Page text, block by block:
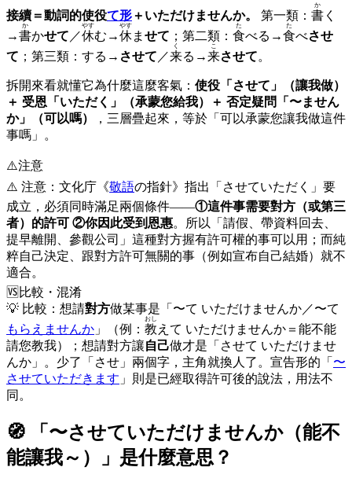
接續＝動詞的使役て形＋いただけませんか。 第一類： 書
か
く
→書
か
かせて ／休
やす
む→休
やす
ま せて ；第二類： 食
た
べる→食
た
べさせ
て ；第三類：する→ させて ／来
く
る→来
こ
させて。
拆開來看就懂它為什麼這麼客氣： 使役「させて」（讓我做）
＋ 受恩「いただく」（承蒙您給我）＋ 否定疑問「〜ません
か」（可以嗎）
，三層疊起來，等於「可以承蒙您讓我做這件
事嗎」。
⚠️注意
⚠️ 注意：文化庁《敬語の指針》指出「させていただく」要
成立，必須同時滿足兩個條件——①這件事需要對方（或第三
者）的許可 ②你因此受到恩惠。所以「請假、帶資料回去、
提早離開、參觀公司」這種對方握有許可權的事可以用；而純
粹自己決定、跟對方許可無關的事（例如宣布自己結婚）就不
適合。
🆚 比較・混淆
💡 比較：想請對方做某事是「〜て いただけませんか／〜て
もらえませんか 」（例： 教
おし
えて いただけませんか＝能不能
請您教我）；想請對方讓自己做才是「させて いただけませ
んか」。少了「させ」兩個字，主角就換人了。宣告形的「 〜
させていただきます 」則是已經取得許可後的說法，用法不
同。
🧭 「 〜させていただけませんか（能不
能讓我～）
」是什麼意思？